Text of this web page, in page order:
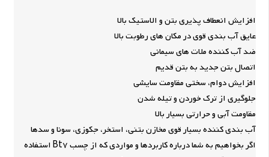
افزایش انعطاف پذیری بتن و الاستیک بالا
عایق آب بندی قوی در مکان های رطوبت بالا
ضد آب کننده ملات های سیمانی
اتصال بتن جدید به بتن قدیم
افزایش دوام، سختی مقاومت سایشی
جلوگیری از ترک خوردن و تیله شدن
مقاومت آبی و حرارتی بسیار بالا
آب بندی کننده بسیار قوی مخازن بتنی، استخر، جکوزی، سونا و سدها
اگر بخواهیم به شما درباره کاربردها و مواردی که از چسب Bt7 استفاده